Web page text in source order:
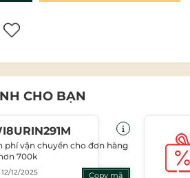
CHO BẠN
phí vận chuyển cho đơn hàng
700k
12/12/2025 Copy mã